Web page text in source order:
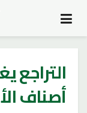
التراجع
أصناف